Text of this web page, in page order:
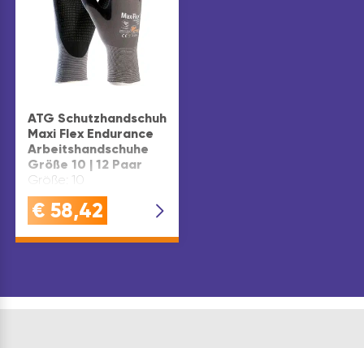
ATG Schutzhandschuh
Maxi Flex Endurance
Arbeitshandschuhe
Größe 10 | 12 Paar
Größe: 10
€ 58,42